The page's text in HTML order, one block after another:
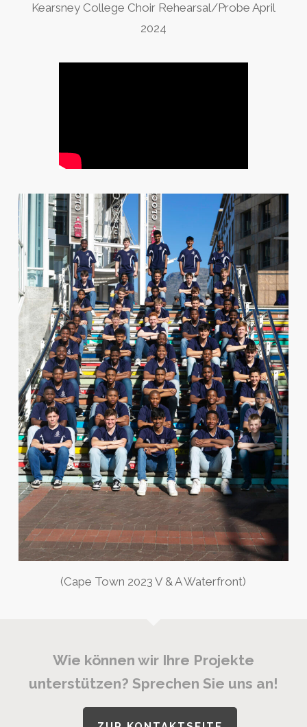
Kearsney College Choir Rehearsal/Probe April
2024
(Cape Town 2023 V & A Waterfront)
Wie können wir Ihre Projekte
unterstützen? Sprechen Sie uns an!